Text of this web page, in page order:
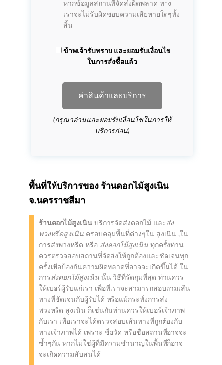
หากข้อมูลสถานที่จัดส่งผิดพลาด ทาง
เราจะไม่รับผิดชอบความเสียหายใดๆทั้ง
สิ้น
ข้าพเจ้ารับทราบ และยอมรับเงื่อนไข
ในการสั่งซื้อแล้ว
ค่าสินค้าและบริการ
(กรุณาอ่านและยอมรับเงื่อนไขในการให้
บริการก่อน)
พื้นที่ให้บริการของ ร้านดอกไม้สูงเนิน
จ.นครราชสีมา
ร้านดอกไม้สูงเนิน บริการจัดส่งดอกไม้ และ ส่ง
พวงหรีดสูงเนิน ครอบคลุมพื้นที่ต่างๆใน สูงเนิน ,ใน
การส่งพวงหรีด หรือ ส่งดอกไม้สูงเนิน ทุกครั้งท่าน
ควรตรวจสอบสถานที่จัดส่งให้ถูกต้องและชัดเจนทุก
ครั้งเพื่อป้องกันความผิดพลาดที่อาจจะเกิดขึ้นได้ ใน
การส่งดอกไม้สูงเนิน นั้น วิธีที่รัดกุมที่สุด ท่านควร
ให้เบอร์ผู้รับแก่เรา เพื่อที่เราจะสามารถสอบถามเส้น
ทางที่ชัดเจนกับผู้รับได้ หรือแม้กระทั่งการส่ง
พวงหรีด สูงเนิน ก็เช่นกันท่านควรให้เบอร์เจ้าภาพ
กับเรา เพื่อเราจะได้ตรวจสอบเส้นทางที่ถูกต้องกับ
ทางเจ้าภาพได้ เพราะ ชื่อวัด หรือชื่อสถานที่อาจจะ
ซ้ำๆกัน หากไม่ใช่ผู้ที่มีความชำนาญในพื้นที่ก็อาจ
จะเกิดความสับสนได้